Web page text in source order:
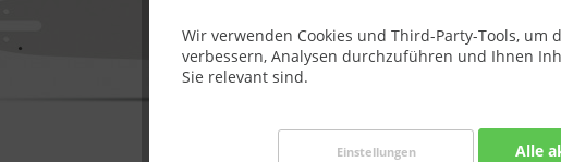
Wir verwenden Cookies und Third-Party-Tools, um
verbessern, Analysen durchzuführen und Ihnen
Sie relevant sind.
Einstellungen Alle